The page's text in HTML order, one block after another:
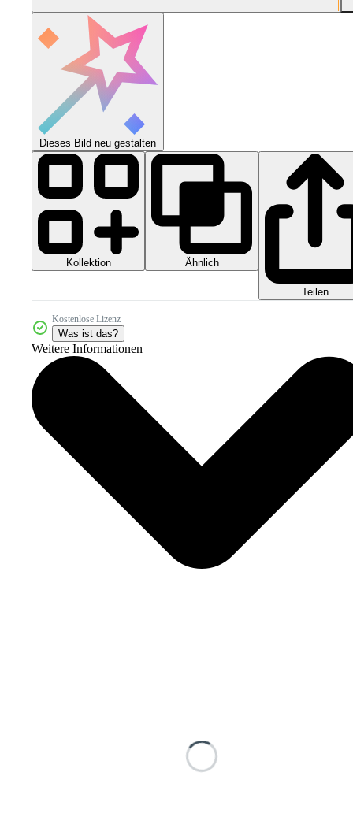
Dieses Bild neu gestalten
Kollektion Ähnlich
Teilen
Kostenlose Lizenz
Was ist das?
Weitere Informationen